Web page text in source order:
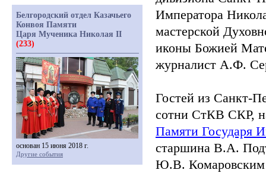
Императора
мастерской
иконы Божией
журналист А.Ф.
Гостей из Санкт-
сотни СтКВ СКР,
Памяти Государя
старшина В.А.
Ю.В. Комаровским
Белгородский отдел Казачьего
Конвоя Памяти
Царя Мученика Николая II
(233)
основан 15 июня 2018 г.
Другие события